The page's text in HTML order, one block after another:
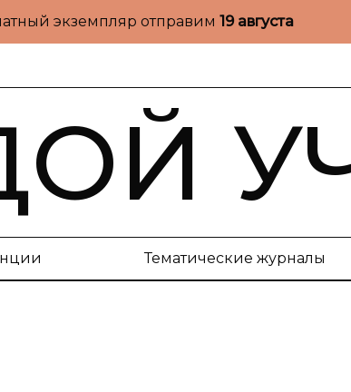
экземпляр отправим 19 августа
Тематические журналы